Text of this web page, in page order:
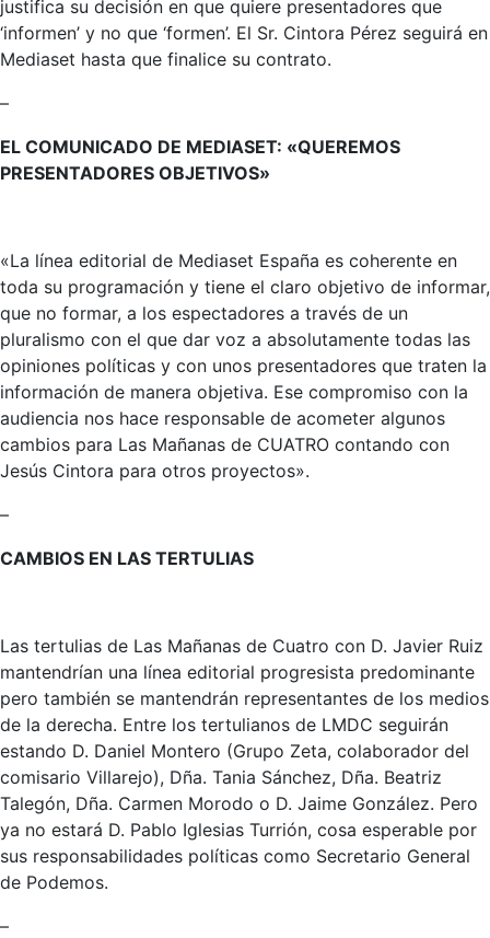
justifica su decisión en que quiere presentadores que
‘informen’ y no que ‘formen’. El Sr. Cintora Pérez seguirá en
Mediaset hasta que finalice su contrato.
–
EL COMUNICADO DE MEDIASET: «QUEREMOS
PRESENTADORES OBJETIVOS»
«La línea editorial de Mediaset España es coherente en
toda su programación y tiene el claro objetivo de informar,
que no formar, a los espectadores a través de un
pluralismo con el que dar voz a absolutamente todas las
opiniones políticas y con unos presentadores que traten la
información de manera objetiva. Ese compromiso con la
audiencia nos hace responsable de acometer algunos
cambios para Las Mañanas de CUATRO contando con
Jesús Cintora para otros proyectos».
–
CAMBIOS EN LAS TERTULIAS
Las tertulias de Las Mañanas de Cuatro con D. Javier Ruiz
mantendrían una línea editorial progresista predominante
pero también se mantendrán representantes de los medios
de la derecha. Entre los tertulianos de LMDC seguirán
estando D. Daniel Montero (Grupo Zeta, colaborador del
comisario Villarejo), Dña. Tania Sánchez, Dña. Beatriz
Talegón, Dña. Carmen Morodo o D. Jaime González. Pero
ya no estará D. Pablo Iglesias Turrión, cosa esperable por
sus responsabilidades políticas como Secretario General
de Podemos.
–